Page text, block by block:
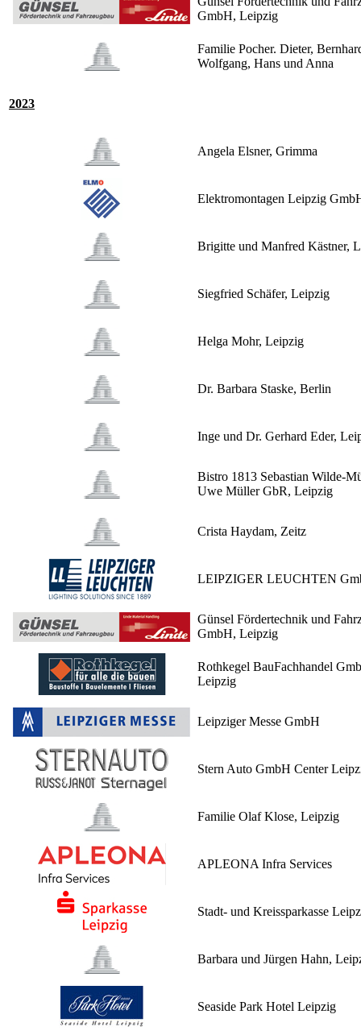
GmbH, Leipzig
Familie Pocher. Dieter,
Wolfgang, Hans und Anna
2023
Angela Elsner, Grimma
Elektromontagen Leipzig
Brigitte und Manfred Kästner,
Siegfried Schäfer, Leipzig
Helga Mohr, Leipzig
Dr. Barbara Staske, Berlin
Inge und Dr. Gerhard Eder,
Bistro 1813 Sebastian Wilde-
Uwe Müller GbR, Leipzig
Crista Haydam, Zeitz
LEIPZIGER LEUCHTEN
Günsel Fördertechnik und
GmbH, Leipzig
Rothkegel BauFachhandel
Leipzig
Leipziger Messe GmbH
Stern Auto GmbH Center
Familie Olaf Klose, Leipzig
APLEONA Infra Services
Stadt- und Kreissparkasse
Barbara und Jürgen Hahn,
Seaside Park Hotel Leipzig